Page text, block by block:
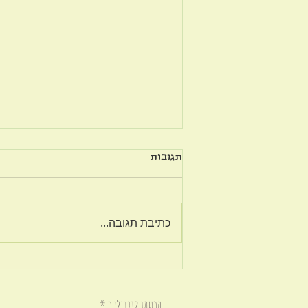
על פשרה בזוגיות
תגובות
כתיבת תגובה...